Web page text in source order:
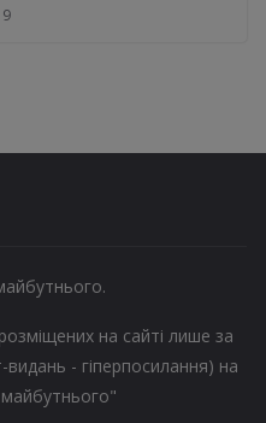
на сайті лише за
- гіперпосилання) на